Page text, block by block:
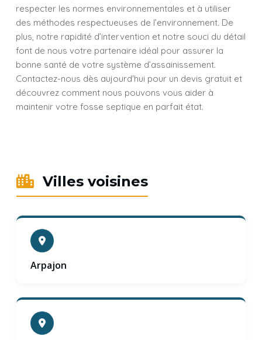
respecter les normes environnementales et à utiliser
des méthodes respectueuses de l’environnement. De
plus, notre rapidité d’intervention et notre souci du détail
font de nous votre partenaire idéal pour assurer la
bonne santé de votre système d’assainissement.
Contactez-nous dès aujourd'hui pour un devis gratuit et
découvrez comment nous pouvons vous aider à
maintenir votre fosse septique en parfait état.
Villes voisines
Arpajon